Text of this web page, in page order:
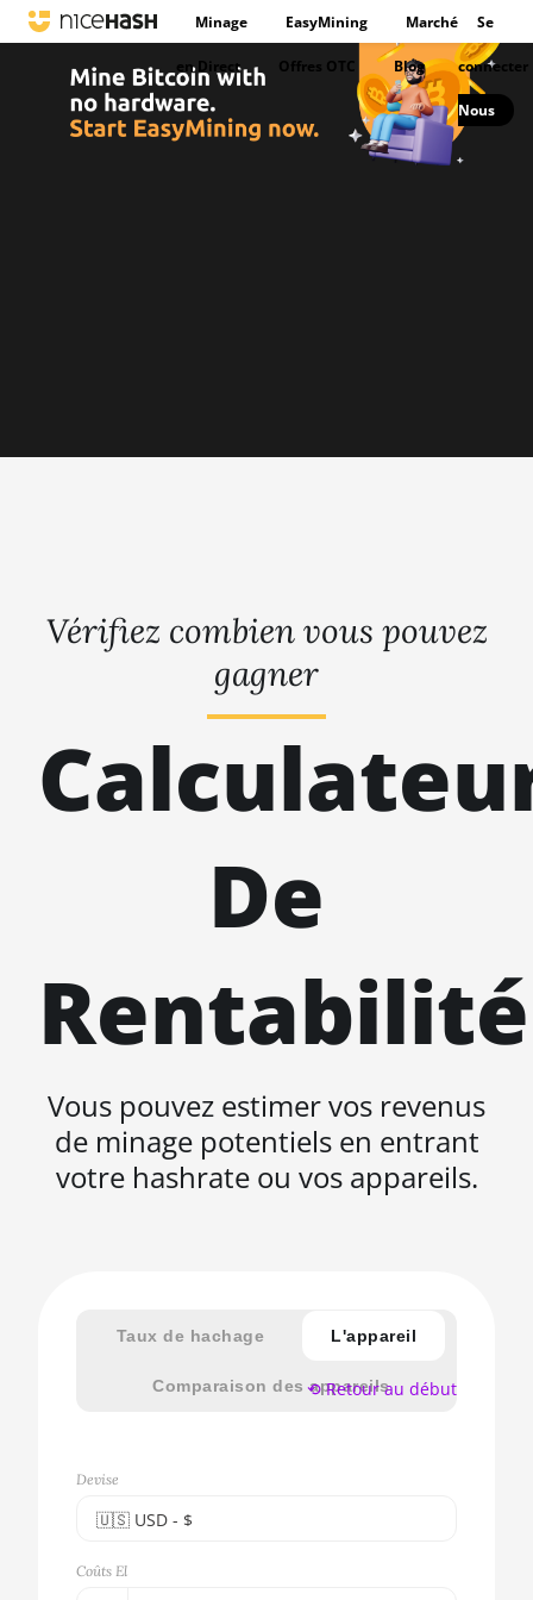
Minage EasyMining Marché
en Direct Offres OTC Blog
Se
connecter
Nous
Vérifiez combien vous pouvez
gagner
De
Rentabilité
Vous pouvez estimer vos revenus
de minage potentiels en entrant
votre hashrate ou vos appareils.
Taux de hachage L'appareil
Comparaison des appareils
Devise
🇺🇸ㅤ USD - $
🇪🇺ㅤ EUR - €
Coûts El
⟲ Retour au début